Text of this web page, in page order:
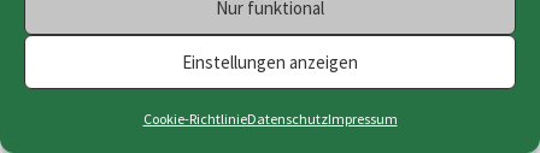
Nur funktional
Einstellungen anzeigen
Cookie-RichtlinieDatenschutzImpressum